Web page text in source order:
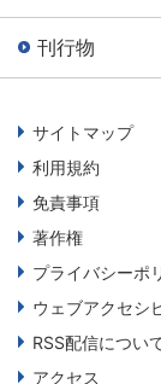
刊行物
サイトマップ
利用規約
免責事項
著作権
プライバシーポ
ウェブアクセシ
RSS配信につい
アクセス